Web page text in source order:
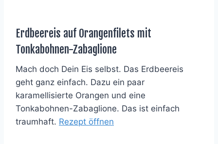
Erdbeereis auf Orangenfilets mit
Tonkabohnen-Zabaglione
Mach doch Dein Eis selbst. Das Erdbeereis
geht ganz einfach. Dazu ein paar
karamellisierte Orangen und eine
Tonkabohnen-Zabaglione. Das ist einfach
traumhaft. Rezept öffnen